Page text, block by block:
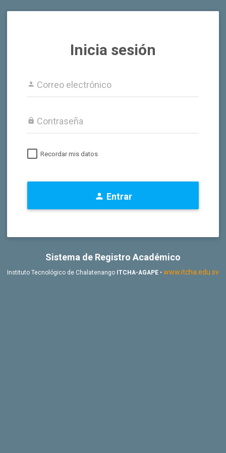
Inicia sesión
person Correo electrónico
lock Contraseña
Recordar mis datos
person Entrar
Sistema de Registro Académico
Instituto Tecnológico de Chalatenango ITCHA-AGAPE • www.itcha.edu.sv